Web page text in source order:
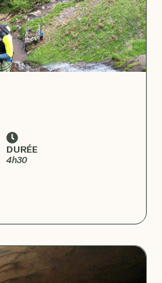
DURÉE
4h30